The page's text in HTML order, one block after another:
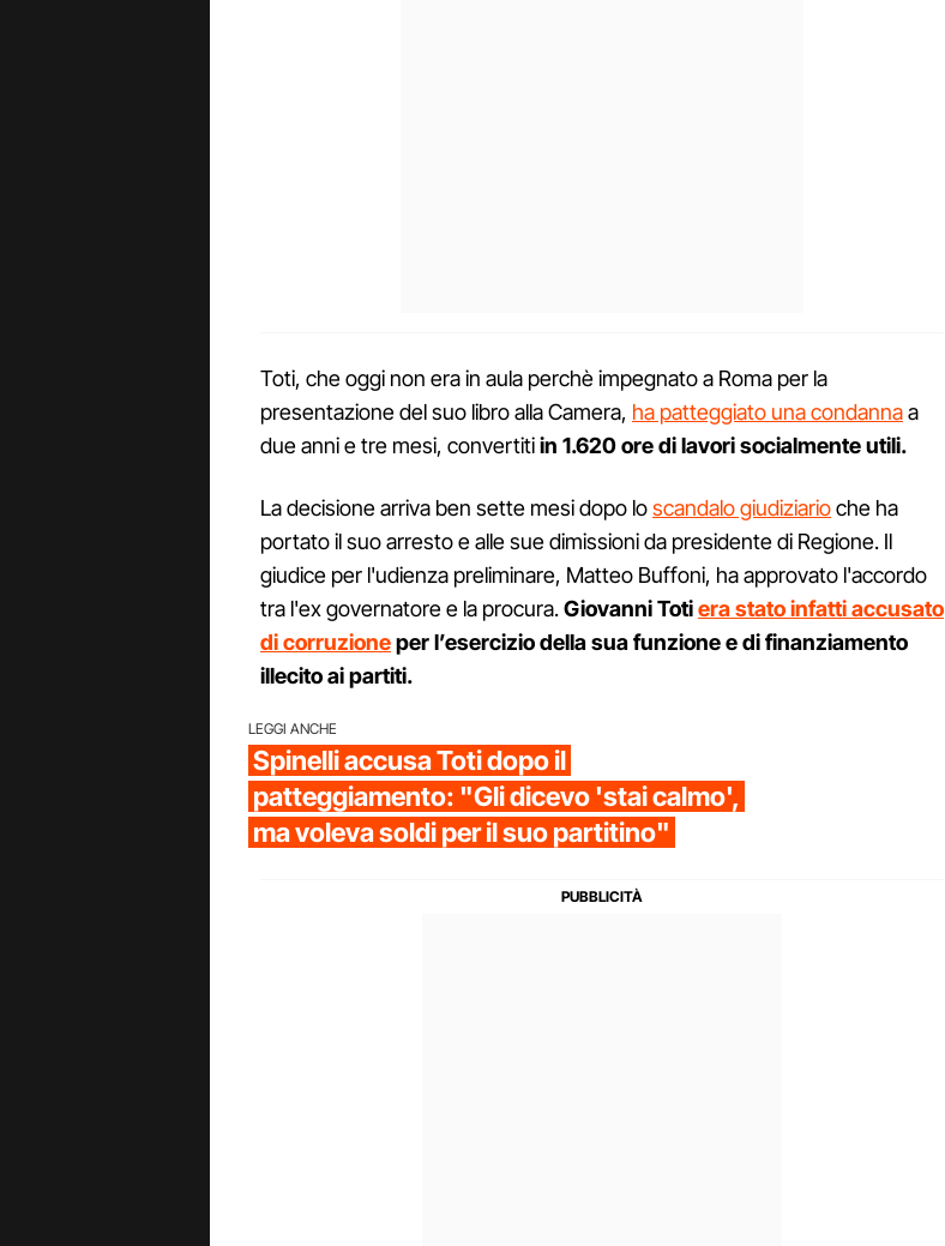
Toti, che oggi non era in aula perchè impegnato a Roma per la
presentazione del suo libro alla Camera, ha patteggiato una condannaa
due anni e tre mesi, convertitiin 1.620 ore di lavori socialmente utili.
La decisione arriva ben sette mesi dopo loscandalo giudiziarioche ha
portato il suo arresto e alle sue dimissioni da presidente di Regione. Il
giudice per l'udienza preliminare, Matteo Buffoni, ha approvato l'accordo
tra l'ex governatore e la procura.Giovanni Totiera stato infatti accusato
di corruzioneper l’esercizio della sua funzione e di finanziamento
illecito ai partiti.
LEGGI ANCHE
Spinelli accusa Toti dopo il
patteggiamento: "Gli dicevo 'stai calmo',
ma voleva soldi per il suo partitino"